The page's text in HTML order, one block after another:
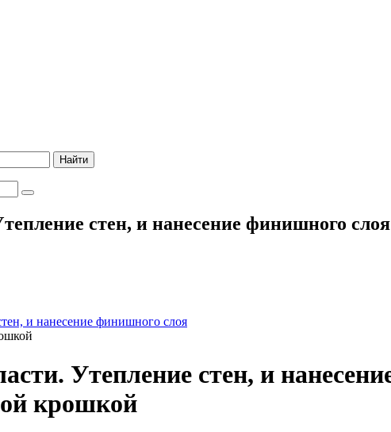
Найти
стен, и нанесение финишного
и нанесение финишного слоя
Утепление стен, и
крошкой